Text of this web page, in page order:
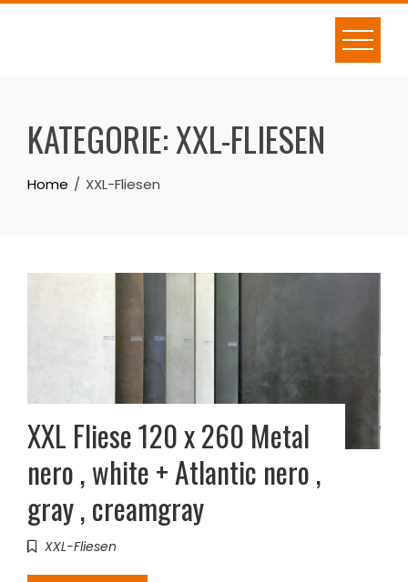
Skip
KATEGORIE:XXL-FLIESEN
Home XXL-Fliesen
XXL Fliese 120 x 260 Metal
nero , white + Atlantic nero ,
gray , creamgray
XXL-Fliesen